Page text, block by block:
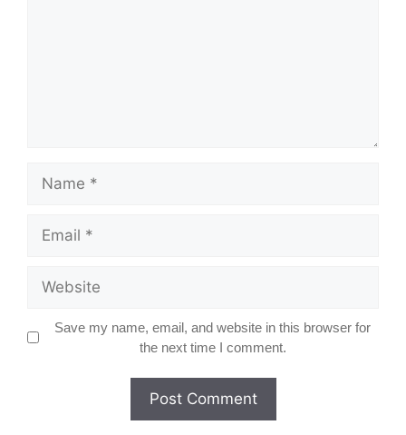
Save my name, email, and website in this browser for
the next time I comment.